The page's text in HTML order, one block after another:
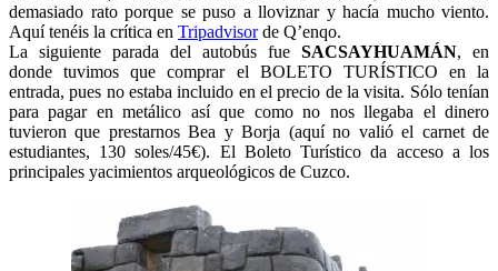
demasiado rato porque se puso a lloviznar y hacía mucho viento.
Aquí tenéis la crítica en Tripadvisorde Q’enqo.
La siguiente parada del autobús fue SACSAYHUAMÁN, en
donde tuvimos que comprar el BOLETO TURÍSTICO en la
entrada, pues no estaba incluido en el precio de la visita. Sólo tenían
para pagar en metálico así que como no nos llegaba el dinero
tuvieron que prestarnos Bea y Borja (aquí no valió el carnet de
estudiantes, 130 soles/45€). El Boleto Turístico da acceso a los
principales yacimientos arqueológicos de Cuzco.